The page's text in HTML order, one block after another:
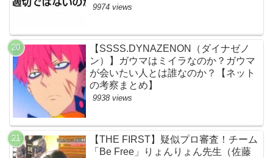
9974 views
【SSSS.DYNAZENON（ダイナゼノ
ン）】ガウマはミイラなのか？ガウマ
が会いたい人とは誰なのか？【ネット
の考察まとめ】
9938 views
【THE FIRST】疑似プロ審査！チーム
「Be Free」りょんりょん先生（佐藤